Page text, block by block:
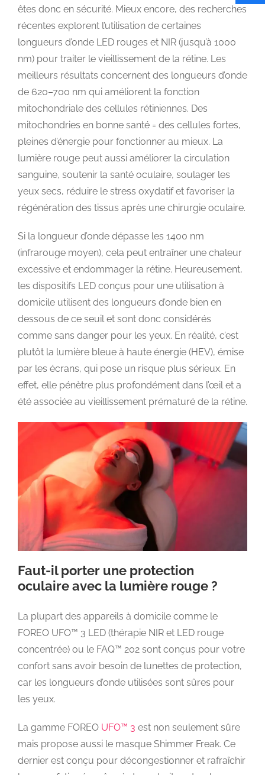
êtes donc en sécurité. Mieux encore, des recherches
récentes explorent l’utilisation de certaines
longueurs d’onde LED rouges et NIR (jusqu’à 1000
nm) pour traiter le vieillissement de la rétine. Les
meilleurs résultats concernent des longueurs d’onde
de 620–700 nm qui améliorent la fonction
mitochondriale des cellules rétiniennes. Des
mitochondries en bonne santé = des cellules fortes,
pleines d’énergie pour fonctionner au mieux. La
lumière rouge peut aussi améliorer la circulation
sanguine, soutenir la santé oculaire, soulager les
yeux secs, réduire le stress oxydatif et favoriser la
régénération des tissus après une chirurgie oculaire.
Si la longueur d’onde dépasse les 1400 nm
(infrarouge moyen), cela peut entraîner une chaleur
excessive et endommager la rétine. Heureusement,
les dispositifs LED conçus pour une utilisation à
domicile utilisent des longueurs d’onde bien en
dessous de ce seuil et sont donc considérés
comme sans danger pour les yeux. En réalité, c’est
plutôt la lumière bleue à haute énergie (HEV), émise
par les écrans, qui pose un risque plus sérieux. En
effet, elle pénètre plus profondément dans l’œil et a
été associée au vieillissement prématuré de la rétine.
Faut-il porter une protection
oculaire avec la lumière rouge ?
La plupart des appareils à domicile comme le
FOREO UFO™ 3 LED (thérapie NIR et LED rouge
concentrée) ou le FAQ™ 202 sont conçus pour votre
confort sans avoir besoin de lunettes de protection,
car les longueurs d’onde utilisées sont sûres pour
les yeux.
La gamme FOREO UFO™ 3 est non seulement sûre
mais propose aussi le masque Shimmer Freak. Ce
dernier est conçu pour décongestionner et rafraîchir